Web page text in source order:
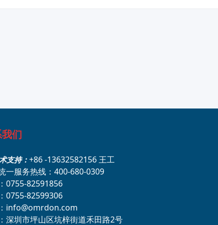
们
支持：+86 -13632582156 王工
一服务热线：400-680-0309
0755-82591856
0755-82599306
info@omrdon.com
深圳市坪山区坑梓街道禾田路2号